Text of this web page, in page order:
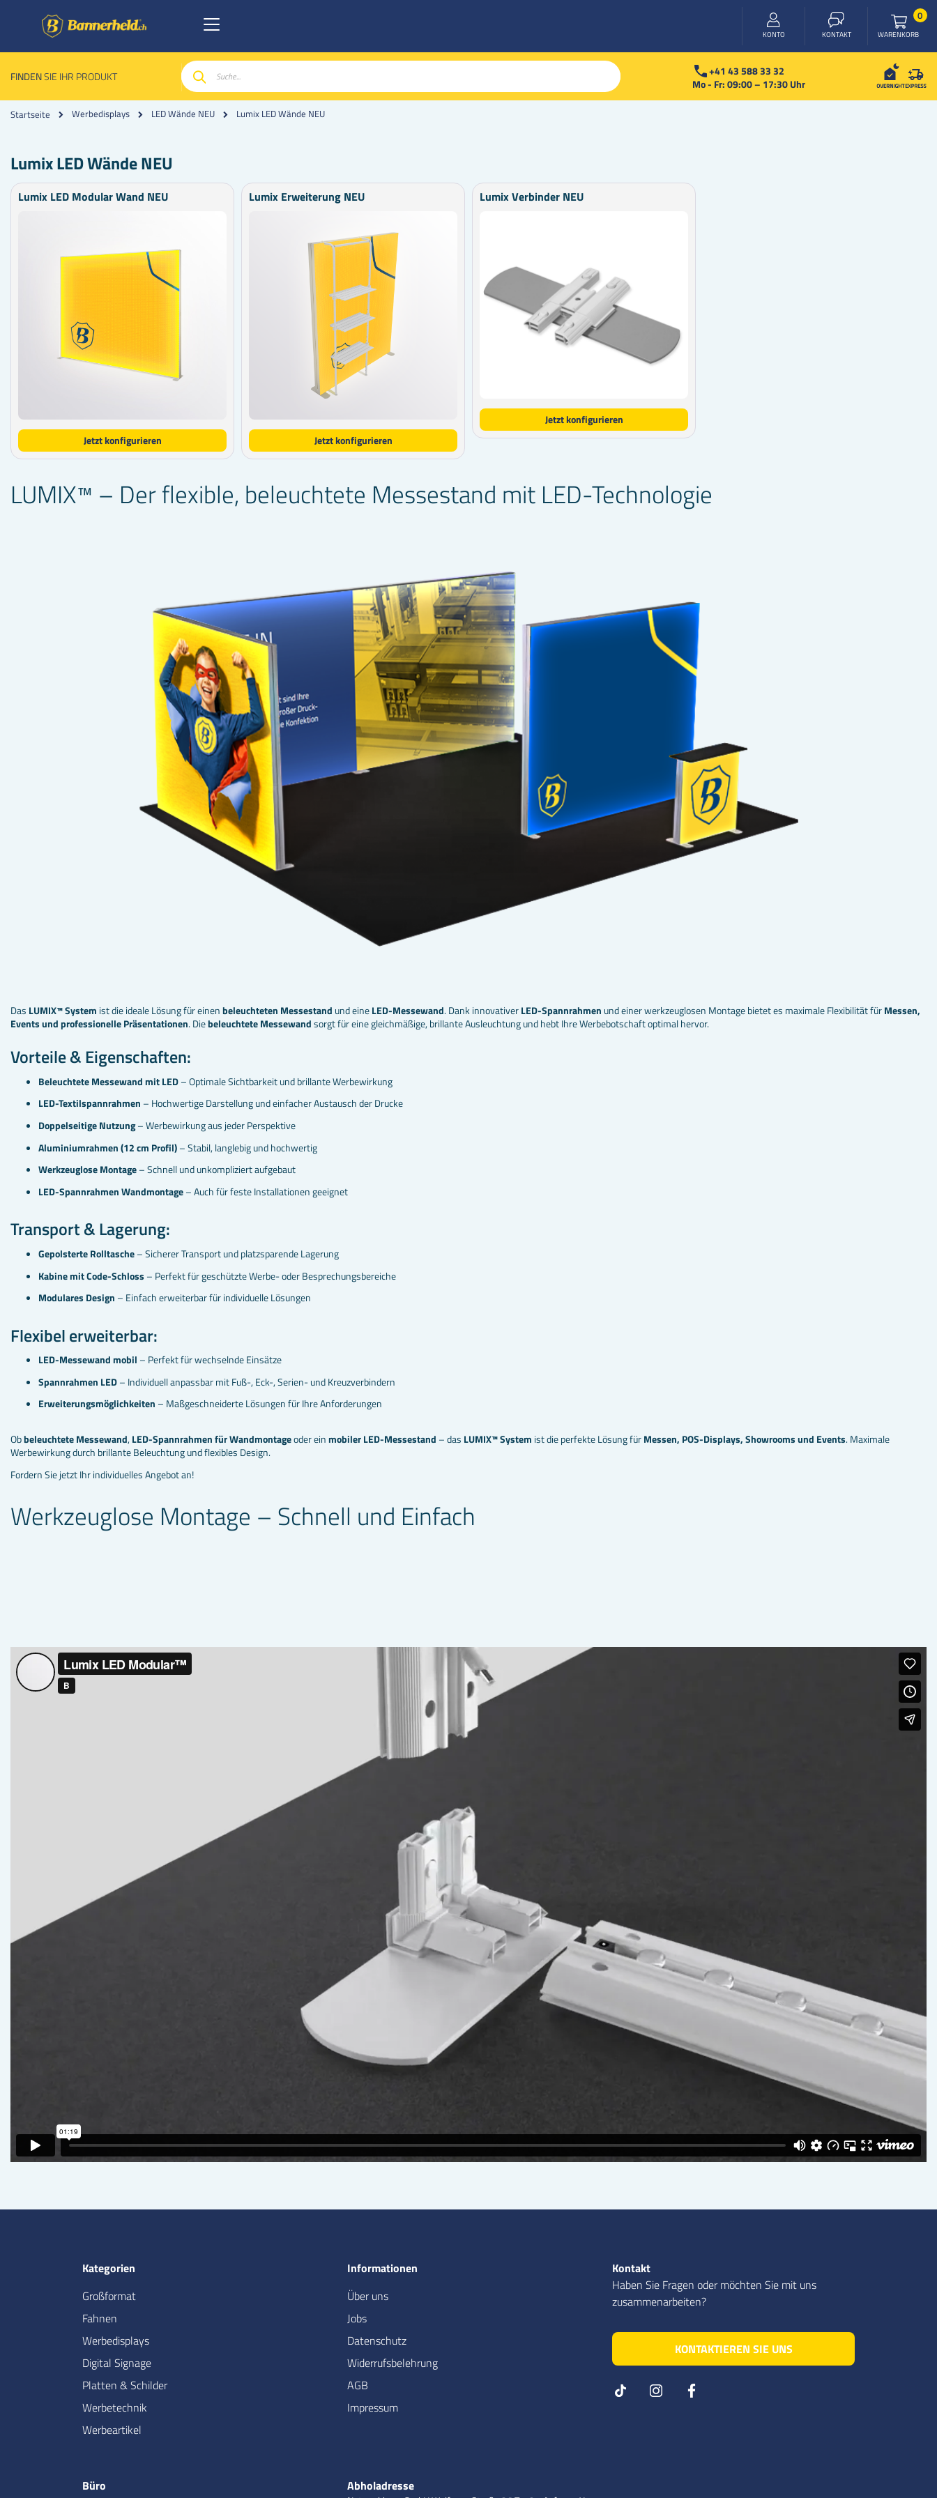
KONTO KONTAKT WARENKORB
0
FINDENSIE IHR PRODUKT
Suche
+41 43 588 33 32
Mo - Fr: 09:00 – 17:30 Uhr
Startseite Werbedisplays LED Wände NEU Lumix LED Wände NEU
Lumix LED Wände NEU
Lumix LED Modular Wand NEU
Jetzt konfigurieren
Lumix Erweiterung NEU
Jetzt konfigurieren
Lumix Verbinder NEU
Jetzt konfigurieren
LUMIX™ – Der flexible, beleuchtete Messestand mit LED-Technologie
Das LUMIX™ System ist die ideale Lösung für einenbeleuchteten Messestand und eineLED-Messewand. Dank innovativerLED-Spannrahmen und einer werkzeuglosen Montage bietet es maximale Flexibilität fürMessen,
Events und professionelle Präsentationen. Diebeleuchtete Messewandsorgt für eine gleichmäßige, brillante Ausleuchtung und hebt Ihre Werbebotschaft optimal hervor.
Vorteile & Eigenschaften:
Beleuchtete Messewand mit LED– Optimale Sichtbarkeit und brillante Werbewirkung
LED-Textilspannrahmen – Hochwertige Darstellung und einfacher Austausch der Drucke
Doppelseitige Nutzung– Werbewirkung aus jeder Perspektive
Aluminiumrahmen (12 cm Profil)– Stabil, langlebig und hochwertig
Werkzeuglose Montage– Schnell und unkompliziert aufgebaut
LED-Spannrahmen Wandmontage– Auch für feste Installationen geeignet
Transport & Lagerung:
Gepolsterte Rolltasche– Sicherer Transport und platzsparende Lagerung
Kabine mit Code-Schloss – Perfekt für geschützte Werbe- oder Besprechungsbereiche
Modulares Design – Einfach erweiterbar für individuelle Lösungen
Flexibel erweiterbar:
LED-Messewand mobil – Perfekt für wechselnde Einsätze
Spannrahmen LED– Individuell anpassbar mit Fuß-, Eck-, Serien- und Kreuzverbindern
Erweiterungsmöglichkeiten – Maßgeschneiderte Lösungen für Ihre Anforderungen
Obbeleuchtete Messewand,LED-Spannrahmen für Wandmontageoder einmobiler LED-Messestand – das LUMIX™ System ist die perfekte Lösung fürMessen, POS-Displays, Showrooms und Events. Maximale
Werbewirkung durch brillante Beleuchtung und flexibles Design.
Fordern Sie jetzt Ihr individuelles Angebot an!
Werkzeuglose Montage – Schnell und Einfach
Kontakt
Haben Sie Fragen oder möchten Sie mit uns
zusammenarbeiten?
KONTAKTIEREN SIE UNS
Kategorien
Großformat
Fahnen
Werbedisplays
Digital Signage
Platten & Schilder
Werbetechnik
Werbeartikel
Informationen
Über uns
Jobs
Datenschutz
Widerrufsbelehrung
AGB
Impressum
Büro Abholadresse